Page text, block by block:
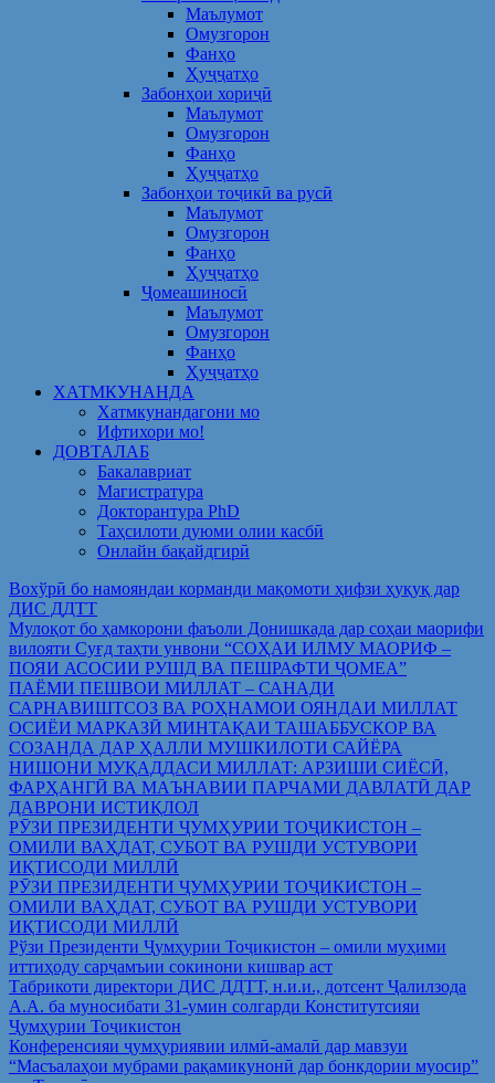
Маълумот
Омузгорон
Фанҳо
Ҳуҷҷатҳо
Забонҳои хориҷӣ
Маълумот
Омузгорон
Фанҳо
Ҳуҷҷатҳо
Забонҳои тоҷикӣ ва русӣ
Маълумот
Омузгорон
Фанҳо
Ҳуҷҷатҳо
Ҷомеашиносӣ
Маълумот
Омузгорон
Фанҳо
Ҳуҷҷатҳо
ХАТМКУНАНДА
Хатмкунандагони мо
Ифтихори мо!
ДОВТАЛАБ
Бакалавриат
Магистратура
Докторантура PhD
Таҳсилоти дуюми олии касбӣ
Онлайн бақайдгирӣ
Вохўрӣ бо намояндаи корманди мақомоти ҳифзи ҳуқуқ дар
ДИС ДДТТ
Мулоқот бо ҳамкорони фаъоли Донишкада дар соҳаи маорифи
вилояти Суғд таҳти унвони “СОҲАИ ИЛМУ МАОРИФ –
ПОЯИ АСОСИИ РУШД ВА ПЕШРАФТИ ҶОМЕА”
ПАЁМИ ПЕШВОИ МИЛЛАТ – САНАДИ
САРНАВИШТСОЗ ВА РОҲНАМОИ ОЯНДАИ МИЛЛАТ
ОСИЁИ МАРКАЗӢ МИНТАҚАИ ТАШАББУСКОР ВА
СОЗАНДА ДАР ҲАЛЛИ МУШКИЛОТИ САЙЁРА
НИШОНИ МУҚАДДАСИ МИЛЛАТ: АРЗИШИ СИЁСӢ,
ФАРҲАНГӢ ВА МАЪНАВИИ ПАРЧАМИ ДАВЛАТӢ ДАР
ДАВРОНИ ИСТИҚЛОЛ
РӮЗИ ПРЕЗИДЕНТИ ҶУМҲУРИИ ТОҶИКИСТОН –
ОМИЛИ ВАҲДАТ, СУБОТ ВА РУШДИ УСТУВОРИ
ИҚТИСОДИ МИЛЛӢ
РӮЗИ ПРЕЗИДЕНТИ ҶУМҲУРИИ ТОҶИКИСТОН –
ОМИЛИ ВАҲДАТ, СУБОТ ВА РУШДИ УСТУВОРИ
ИҚТИСОДИ МИЛЛӢ
Рўзи Президенти Ҷумҳурии Тоҷикистон – омили муҳими
иттиҳоду сарҷамъии сокинони кишвар аст
Табрикоти директори ДИС ДДТТ, н.и.и., дотсент Ҷалилзода
А.А. ба муносибати 31-умин солгарди Конститутсияи
Ҷумҳурии Тоҷикистон
Конференсияи ҷумҳуриявии илмӣ-амалӣ дар мавзуи
“Масъалаҳои мубрами рақамикунонӣ дар бонкдории муосир”